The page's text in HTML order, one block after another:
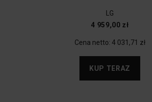
LG
4 959,00 zł
Cena netto: 4 031,71 zł
KUP TERAZ